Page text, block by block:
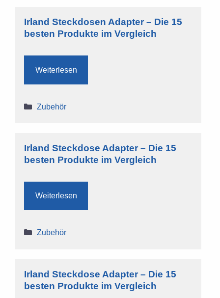
Irland Steckdosen Adapter – Die 15
besten Produkte im Vergleich
Weiterlesen
Kategorien
Zubehör
Irland Steckdose Adapter – Die 15
besten Produkte im Vergleich
Weiterlesen
Kategorien
Zubehör
Irland Steckdose Adapter – Die 15
besten Produkte im Vergleich